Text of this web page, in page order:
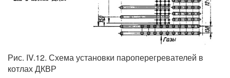
Рис. IV.12. Схема установки пароперегревателей в
котлах ДКВР